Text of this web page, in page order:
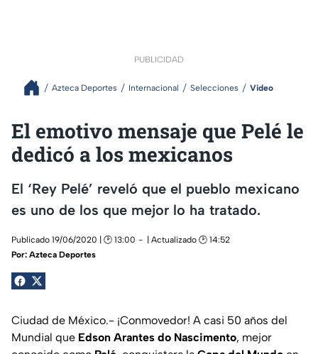
PUBLICIDAD
Azteca Deportes Internacional Selecciones Video
El emotivo mensaje que Pelé le
dedicó a los mexicanos
El ‘Rey Pelé’ reveló que el pueblo mexicano
es uno de los que mejor lo ha tratado.
Publicado 19/06/2020 | 🕑 13:00
| Actualizado 🕑 14:52
Por: Azteca Deportes
Ciudad de México.- ¡Conmovedor! A casi 50 años del
Mundial que Edson Arantes do Nascimento, mejor